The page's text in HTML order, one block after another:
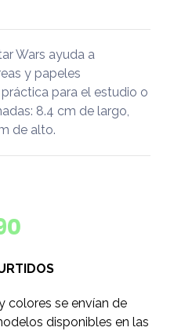
Wars ayuda a
y papeles
para el estudio o
8.4 cm de largo,
de alto.
colores se envían de
disponibles en las